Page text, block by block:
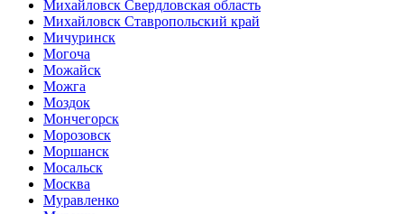
Михайловск Свердловская область
Михайловск Ставропольский край
Мичуринск
Могоча
Можайск
Можга
Моздок
Мончегорск
Морозовск
Моршанск
Мосальск
Москва
Муравленко